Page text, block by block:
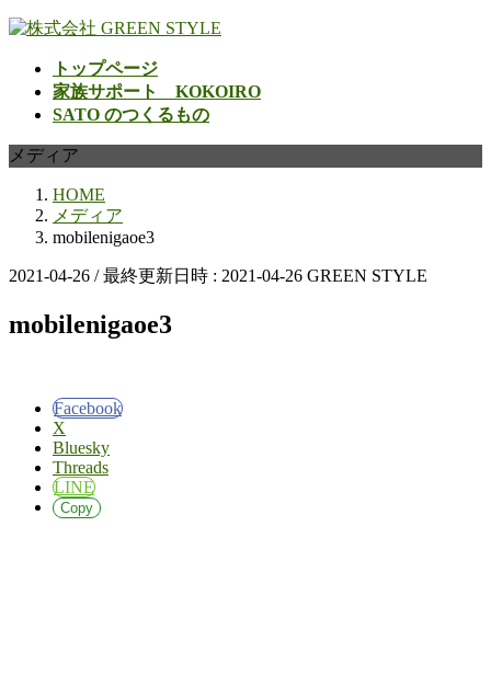
コ
へ
ス
ナ
ョ
ン
トップページ
家族サポート KOKOIRO
SATO のつくるもの
メディア
HOME
メディア
mobilenigaoe3
2021-04-26 / 最終更新日時 : 2021-04-26 GREEN STYLE
mobilenigaoe3
Facebook
X
Bluesky
Threads
LINE
Copy